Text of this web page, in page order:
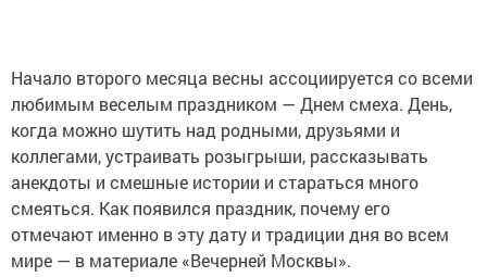
Начало второго месяца весны ассоциируется со всеми
любимым веселым праздником — Днем смеха. День,
когда можно шутить над родными, друзьями и
коллегами, устраивать розыгрыши, рассказывать
анекдоты и смешные истории и стараться много
смеяться. Как появился праздник, почему его
отмечают именно в эту дату и традиции дня во всем
мире — в материале «Вечерней Москвы».